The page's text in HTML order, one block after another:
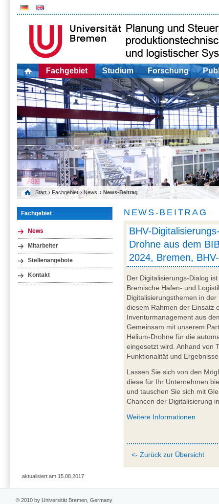
Fachgebiet Studium Forschung
Start › Fachgebiet › News › News-Beitrag
Fachgebiet
News
Mitarbeiter
Stellenangebote
Kontakt
NEWS-BEITRAG
BHV-
Drohne aus dem
2024, Bremen,
Der Digitalisierungs-Dialog
Bremische Hafen- und
Digitalisierungsthemen in
diesem Rahmen der Einsatz
Inventurmanagement aus
Gemeinsam mit unserem
Helium-Drohne für die
eingesetzt wird. Anhand von
Funktionalität und
Lassen Sie sich von den
diese für Ihr Unternehmen
und tauschen Sie sich mit
Chancen der Digitalisierung
Weitere Informationen
<- Zurück zur Übersicht
aktualisiert am 15.08.2017
© 2010 by Universität Bremen, Germany